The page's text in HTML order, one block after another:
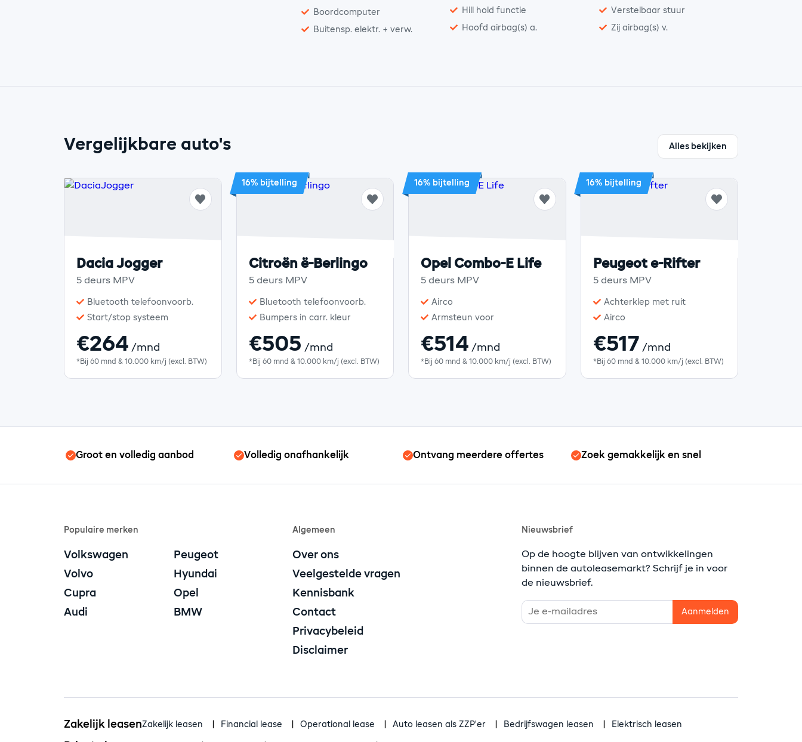
Boordcomputer
Buitensp. elektr. + verw.
Hill hold functie
Hoofd airbag(s) a.
Verstelbaar stuur
Zij airbag(s) v.
Vergelijkbare auto's Alles bekijken
Dacia Jogger
5 deurs MPV
Bluetooth telefoonvoorb.
Start/stop systeem
€264 /mnd
*Bij 60 mnd & 10.000 km/j (excl. BTW)
16% bijtelling
Citroën ë-Berlingo
5 deurs MPV
Bluetooth telefoonvoorb.
Bumpers in carr. kleur
€505 /mnd
*Bij 60 mnd & 10.000 km/j (excl. BTW)
16% bijtelling
Opel Combo-E Life
5 deurs MPV
Airco
Armsteun voor
€514 /mnd
*Bij 60 mnd & 10.000 km/j (excl. BTW)
16% bijtelling
Peugeot e-Rifter
5 deurs MPV
Achterklep met ruit
Airco
€517 /mnd
*Bij 60 mnd & 10.000 km/j (excl. BTW)
Groot en volledig aanbod Volledig onafhankelijk Ontvang meerdere offertes Zoek gemakkelijk en snel
Populaire merken
Volkswagen
Peugeot
Volvo
Hyundai
Cupra
Opel
Audi
BMW
Algemeen
Over ons
Veelgestelde vragen
Kennisbank
Contact
Privacybeleid
Disclaimer
Nieuwsbrief
Op de hoogte blijven van ontwikkelingen
binnen de autoleasemarkt? Schrijf je in voor
de nieuwsbrief.
Zakelijk leasenZakelijk leasen Financial lease Operational lease Auto leasen als ZZP'er Bedrijfswagen leasen Elektrisch leasen